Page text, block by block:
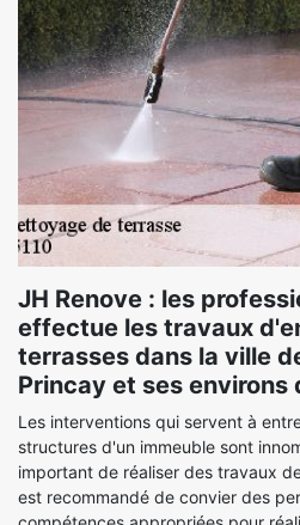
JH Renove : les
effectue les travaux
terrasses dans la ville
Princay et ses environs
Les interventions qui servent à
structures d'un immeuble sont
important de réaliser des travaux
est recommandé de convier des